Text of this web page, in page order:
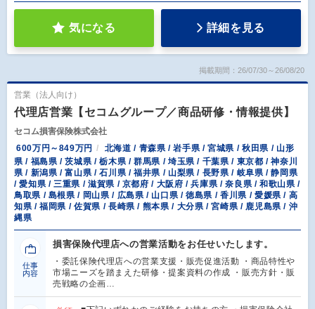
気になる 詳細を見る
掲載期間：26/07/30～26/08/20
営業（法人向け）
代理店営業【セコムグループ／商品研修・情報提供】
セコム損害保険株式会社
600万円～849万円
北海道 / 青森県 / 岩手県 / 宮城県 / 秋田県 / 山形
県 / 福島県 / 茨城県 / 栃木県 / 群馬県 / 埼玉県 / 千葉県 / 東京都 / 神奈川
県 / 新潟県 / 富山県 / 石川県 / 福井県 / 山梨県 / 長野県 / 岐阜県 / 静岡県
/ 愛知県 / 三重県 / 滋賀県 / 京都府 / 大阪府 / 兵庫県 / 奈良県 / 和歌山県 /
鳥取県 / 島根県 / 岡山県 / 広島県 / 山口県 / 徳島県 / 香川県 / 愛媛県 / 高
知県 / 福岡県 / 佐賀県 / 長崎県 / 熊本県 / 大分県 / 宮崎県 / 鹿児島県 / 沖
縄県
仕事
内容
損害保険代理店への営業活動をお任せいたします。
・委託保険代理店への営業支援・販売促進活動 ・商品特性や
市場ニーズを踏まえた研修・提案資料の作成 ・販売方針・販
売戦略の企画…